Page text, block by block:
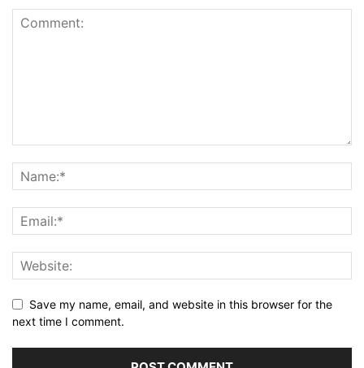
Save my name, email, and website in this browser for the
next time I comment.